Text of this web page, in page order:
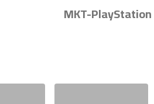
MKT-PlayStation